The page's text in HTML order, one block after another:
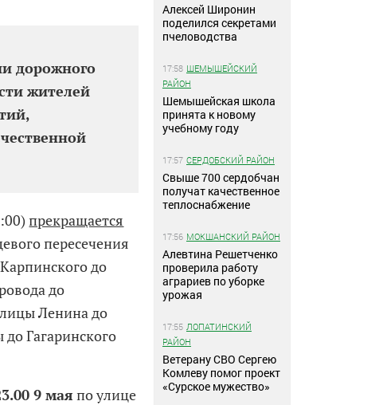
дорожного
жителей
прекращается
пересечения
до
до
Ленина до
Гагаринского
9 мая по улице
Алексей Широнин
поделился секретами
пчеловодства
17:58 ШЕМЫШЕЙСКИЙ
РАЙОН
Шемышейская школа
принята к новому
учебному году
17:57 СЕРДОБСКИЙ РАЙОН
Свыше 700 сердобчан
получат качественное
теплоснабжение
17:56 МОКШАНСКИЙ РАЙОН
Алевтина Решетченко
проверила работу
аграриев по уборке
урожая
17:55 ЛОПАТИНСКИЙ
РАЙОН
Ветерану СВО Сергею
Комлеву помог проект
«Сурское мужество»